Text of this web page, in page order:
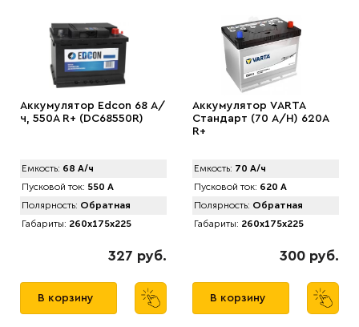
Аккумулятор Edcon 68 А/
ч, 550A R+ (DC68550R)
Емкость: 68 А/ч
Пусковой ток: 550 А
Полярность: Обратная
Габариты: 260x175x225
327 руб.
В корзину
Аккумулятор VАRTA
Стандарт (70 А/H) 620А
R+
Емкость: 70 А/ч
Пусковой ток: 620 А
Полярность: Обратная
Габариты: 260x175x225
300 руб.
В корзину